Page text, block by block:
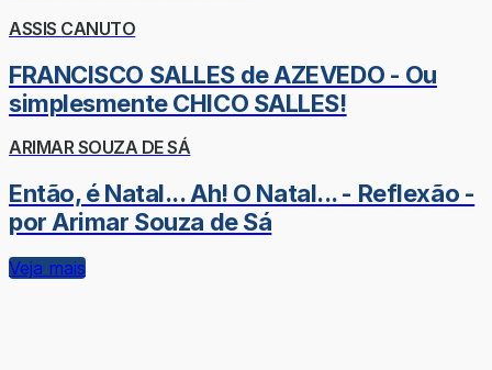
ASSIS CANUTO
FRANCISCO SALLES de AZEVEDO - Ou
simplesmente CHICO SALLES!
ARIMAR SOUZA DE SÁ
Então, é Natal... Ah! O Natal... - Reflexão -
por Arimar Souza de Sá
Veja mais